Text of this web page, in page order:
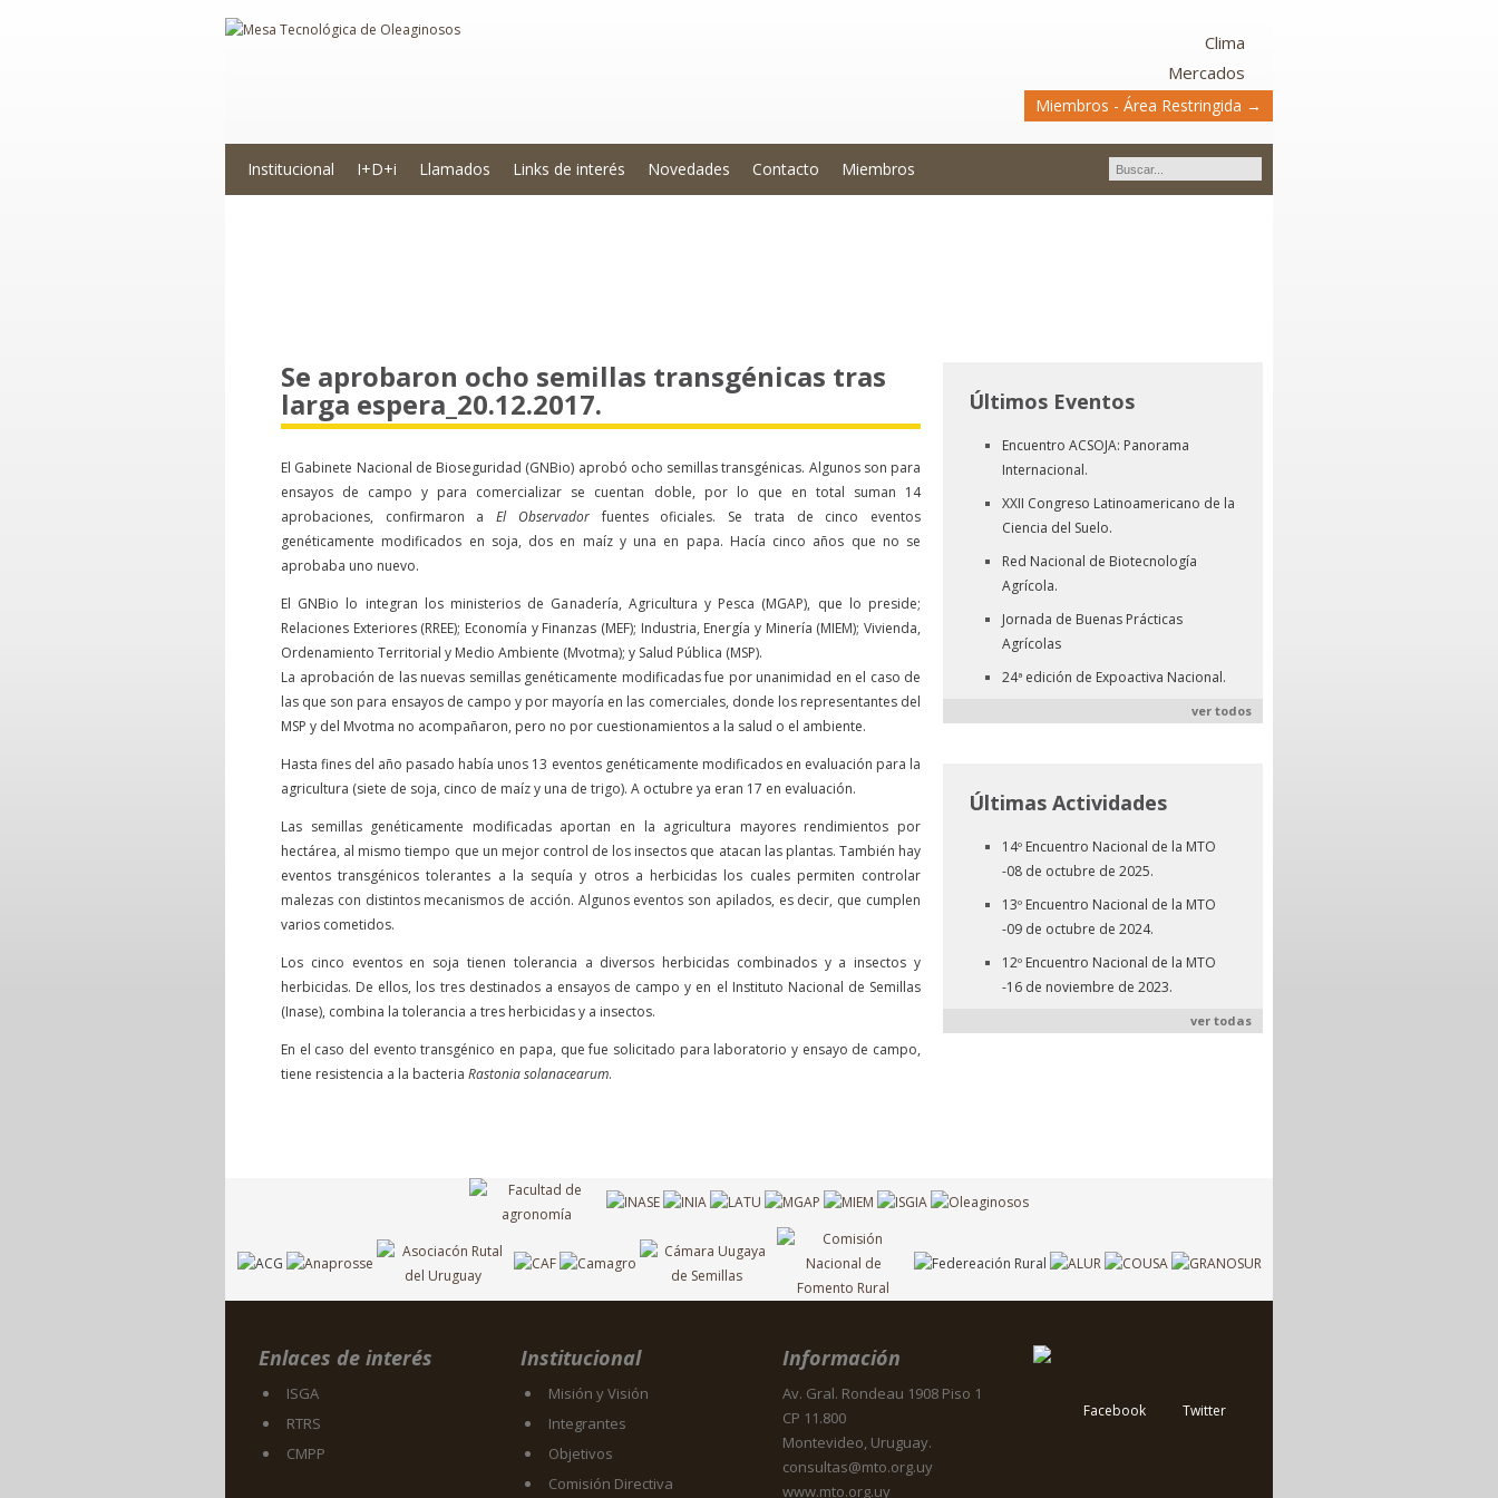
Clima
Mercados
Miembros - Área Restringida →
Institucional I+D+i Llamados Links de interés Novedades Contacto Miembros
Se aprobaron ocho semillas transgénicas tras
larga espera_20.12.2017.
El Gabinete Nacional de Bioseguridad (GNBio) aprobó ocho semillas transgénicas. Algunos son para
ensayos de campo y para comercializar se cuentan doble, por lo que en total suman 14
aprobaciones, confirmaron aEl Observadorfuentes oficiales. Se trata de cinco eventos
genéticamente modificados en soja, dos en maíz y una en papa. Hacía cinco años que no se
aprobaba uno nuevo.
El GNBio lo integran los ministerios de Ganadería, Agricultura y Pesca (MGAP), que lo preside;
Relaciones Exteriores (RREE); Economía y Finanzas (MEF); Industria, Energía y Minería (MIEM); Vivienda,
Ordenamiento Territorial y Medio Ambiente (Mvotma); y Salud Pública (MSP).
La aprobación de las nuevas semillas genéticamente modificadas fue por unanimidad en el caso de
las que son para ensayos de campo y por mayoría en las comerciales, donde los representantes del
MSP y del Mvotma no acompañaron, pero no por cuestionamientos a la salud o el ambiente.
Hasta fines del año pasado había unos 13 eventos genéticamente modificados en evaluación para la
agricultura (siete de soja, cinco de maíz y una de trigo). A octubre ya eran 17 en evaluación.
Las semillas genéticamente modificadas aportan en la agricultura mayores rendimientos por
hectárea, al mismo tiempo que un mejor control de los insectos que atacan las plantas. También hay
eventos transgénicos tolerantes a la sequía y otros a herbicidas los cuales permiten controlar
malezas con distintos mecanismos de acción. Algunos eventos son apilados, es decir, que cumplen
varios cometidos.
Los cinco eventos en soja tienen tolerancia a diversos herbicidas combinados y a insectos y
herbicidas. De ellos, los tres destinados a ensayos de campo y en el Instituto Nacional de Semillas
(Inase), combina la tolerancia a tres herbicidas y a insectos.
En el caso del evento transgénico en papa, que fue solicitado para laboratorio y ensayo de campo,
tiene resistencia a la bacteria Rastonia solanacearum.
Últimos Eventos
Encuentro ACSOJA: Panorama
Internacional.
XXII Congreso Latinoamericano de la
Ciencia del Suelo.
Red Nacional de Biotecnología
Agrícola.
Jornada de Buenas Prácticas
Agrícolas
24ª edición de Expoactiva Nacional.
ver todos
Últimas Actividades
14º Encuentro Nacional de la MTO
-08 de octubre de 2025.
13º Encuentro Nacional de la MTO
-09 de octubre de 2024.
12º Encuentro Nacional de la MTO
-16 de noviembre de 2023.
ver todas
Enlaces de interés
ISGA
RTRS
CMPP
Institucional
Misión y Visión
Integrantes
Objetivos
Comisión Directiva
Información
Av. Gral. Rondeau 1908 Piso 1
CP 11.800
Montevideo, Uruguay.
consultas@mto.org.uy
www.mto.org.uy
Facebook Twitter